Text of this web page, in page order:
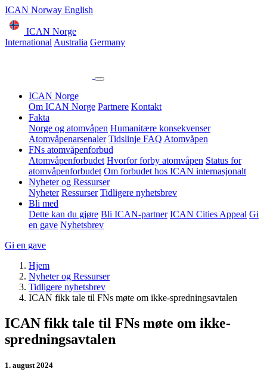
ICAN Norway English
ICAN Norge
International Australia Germany
ICAN Norge
Om ICAN Norge Partnere Kontakt
Fakta
Norge og atomvåpen Humanitære konsekvenser
Atomvåpenarsenaler Tidslinje FAQ Atomvåpen
FNs atomvåpenforbud
Atomvåpenforbudet Hvorfor forby atomvåpen Status for
atomvåpenforbudet Om forbudet hos ICAN internasjonalt
Nyheter og Ressurser
Nyheter Ressurser Tidligere nyhetsbrev
Bli med
Dette kan du gjøre Bli ICAN-partner ICAN Cities Appeal Gi
en gave Nyhetsbrev
Gi en gave
Hjem
Nyheter og Ressurser
Tidligere nyhetsbrev
ICAN fikk tale til FNs møte om ikke-spredningsavtalen
ICAN fikk tale til FNs møte om ikke-
spredningsavtalen
1. august 2024